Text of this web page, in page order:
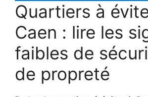
Quartiers à
Caen : lire les
faibles de
de propreté